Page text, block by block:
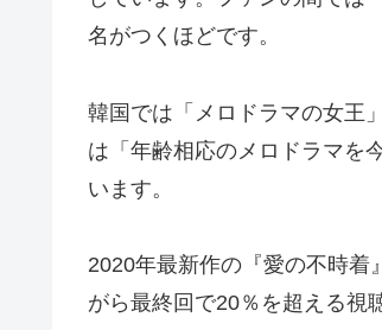
名がつくほどです。
韓国では「メロドラマの女王
は「年齢相応のメロドラマを
います。
2020年最新作の『愛の不時着
がら最終回で20％を超える視